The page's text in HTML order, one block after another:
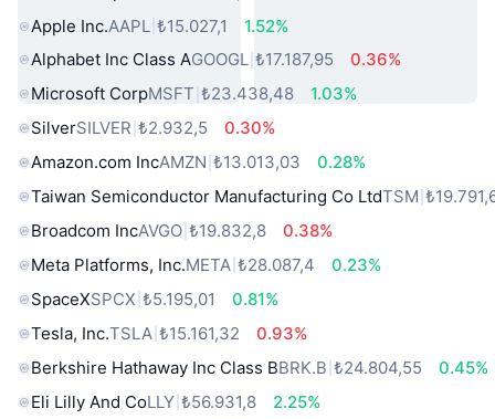
Apple Inc.AAPL ₺15.027,1
1.52%
Alphabet Inc Class AGOOGL ₺17.187,95
0.36%
Microsoft CorpMSFT ₺23.438,48
1.03%
SilverSILVER ₺2.932,5
0.30%
Amazon.com IncAMZN ₺13.013,03
0.28%
Taiwan Semiconductor Manufacturing Co LtdTSM
Broadcom IncAVGO ₺19.832,8
0.38%
Meta Platforms, Inc.META ₺28.087,4
0.23%
SpaceXSPCX ₺5.195,01
0.81%
Tesla, Inc.TSLA ₺15.161,32
0.93%
Berkshire Hathaway Inc Class BBRK.B ₺24.804,55
0.45%
Eli Lilly And CoLLY ₺56.931,8
2.25%